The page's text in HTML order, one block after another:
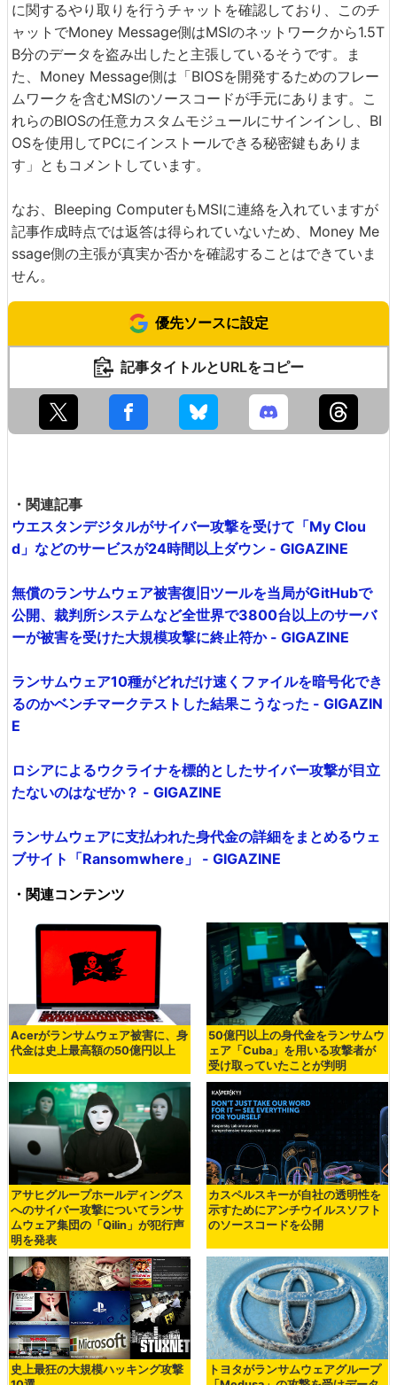
に関するやり取りを行うチャットを確認しており、このチ
ャットでMoney Message側はMSIのネットワークから1.5T
B分のデータを盗み出したと主張しているそうです。ま
た、Money Message側は「BIOSを開発するためのフレー
ムワークを含むMSIのソースコードが手元にあります。こ
れらのBIOSの任意カスタムモジュールにサインインし、BI
OSを使用してPCにインストールできる秘密鍵もありま
す」ともコメントしています。
なお、Bleeping ComputerもMSIに連絡を入れていますが
記事作成時点では返答は得られていないため、Money Me
ssage側の主張が真実か否かを確認することはできていま
せん。
優先ソースに設定
記事タイトルとURLをコピー
・関連記事
ウエスタンデジタルがサイバー攻撃を受けて「My Clou
d」などのサービスが24時間以上ダウン - GIGAZINE
無償のランサムウェア被害復旧ツールを当局がGitHubで
公開、裁判所システムなど全世界で3800台以上のサーバ
ーが被害を受けた大規模攻撃に終止符か - GIGAZINE
ランサムウェア10種がどれだけ速くファイルを暗号化でき
るのかベンチマークテストした結果こうなった - GIGAZIN
E
ロシアによるウクライナを標的としたサイバー攻撃が目立
たないのはなぜか？ - GIGAZINE
ランサムウェアに支払われた身代金の詳細をまとめるウェ
ブサイト「Ransomwhere」 - GIGAZINE
・関連コンテンツ
Acerがランサムウェア被害に、身
代金は史上最高額の50億円以上
50億円以上の身代金をランサムウ
ェア「Cuba」を用いる攻撃者が
受け取っていたことが判明
アサヒグループホールディングス
へのサイバー攻撃についてランサ
ムウェア集団の「Qilin」が犯行声
明を発表
カスペルスキーが自社の透明性を
示すためにアンチウイルスソフト
のソースコードを公開
史上最狂の大規模ハッキング攻撃
トヨタがランサムウェアグループ